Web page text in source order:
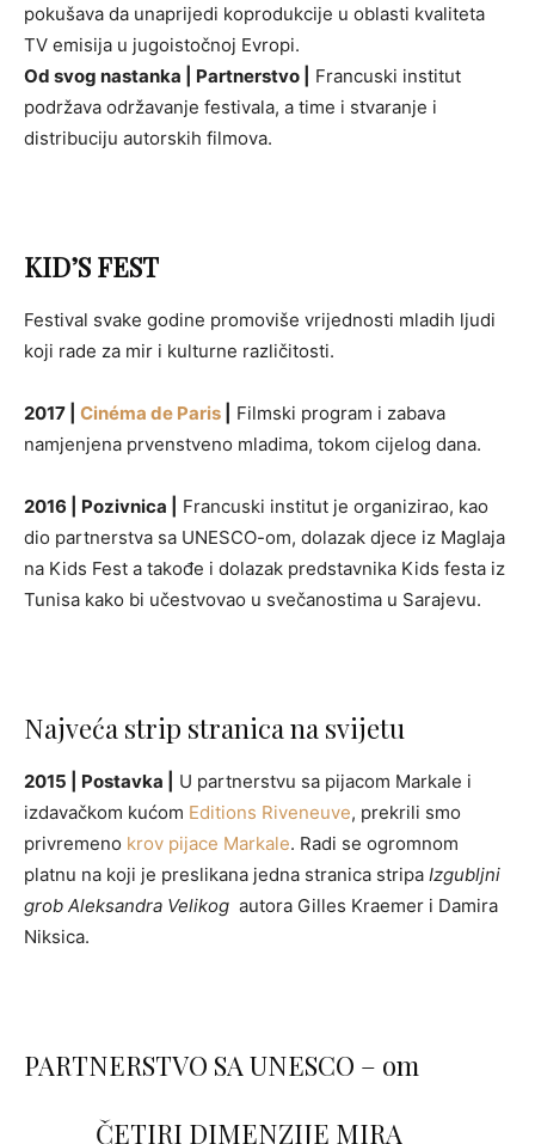
pokušava da unaprijedi koprodukcije u oblasti kvaliteta
TV emisija u jugoistočnoj Evropi.
Od svog nastanka | Partnerstvo |
Francuski institut
podržava održavanje festivala, a time i stvaranje i
distribuciju autorskih filmova.
KID’S FEST
Festival svake godine promoviše vrijednosti mladih ljudi
koji rade za mir i kulturne različitosti.
2017 | Cinéma de Paris
Filmski program i zabava
namjenjena prvenstveno mladima, tokom cijelog dana.
2016 | Pozivnica |
Francuski institut je organizirao, kao
dio partnerstva sa UNESCO-om, dolazak djece iz Maglaja
na Kids Fest a takođe i dolazak predstavnika Kids festa iz
Tunisa kako bi učestvovao u svečanostima u Sarajevu.
Najveća strip stranica na svijetu
2015 | Postavka |
U partnerstvu sa pijacom Markale i
izdavačkom kućom Editions Riveneuve, prekrili smo
privremeno krov pijace Markale. Radi se ogromnom
platnu na koji je preslikana jedna stranica stripa Izgubljni
grob Aleksandra Velikog autora Gilles Kraemer i Damira
Niksica.
PARTNERSTVO SA UNESCO – om
ČETIRI DIMENZIJE MIRA